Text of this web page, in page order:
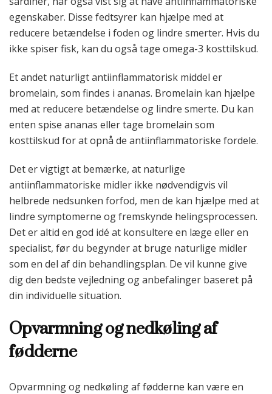
egenskaber. Disse fedtsyrer kan hjælpe med at
reducere betændelse i foden og lindre smerter. Hvis du
ikke spiser fisk, kan du også tage omega-3 kosttilskud.
Et andet naturligt antiinflammatorisk middel er
bromelain, som findes i ananas. Bromelain kan hjælpe
med at reducere betændelse og lindre smerte. Du kan
enten spise ananas eller tage bromelain som
kosttilskud for at opnå de antiinflammatoriske fordele.
Det er vigtigt at bemærke, at naturlige
antiinflammatoriske midler ikke nødvendigvis vil
helbrede nedsunken forfod, men de kan hjælpe med at
lindre symptomerne og fremskynde helingsprocessen.
Det er altid en god idé at konsultere en læge eller en
specialist, før du begynder at bruge naturlige midler
som en del af din behandlingsplan. De vil kunne give
dig den bedste vejledning og anbefalinger baseret på
din individuelle situation.
Opvarmning og nedkøling af
fødderne
Opvarmning og nedkøling af fødderne kan være en